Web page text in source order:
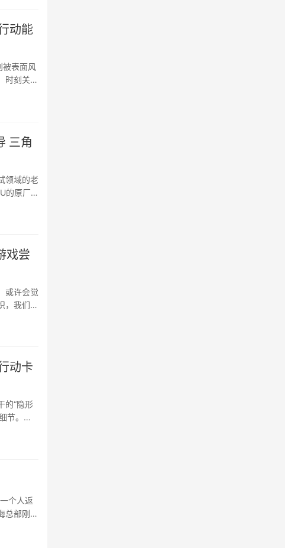
动能
表面风
时刻关注
三角
领域的老
的原厂
戏尝
或许会觉
，我们更
动卡
的“隐形
节。这
个人返
总部刚发